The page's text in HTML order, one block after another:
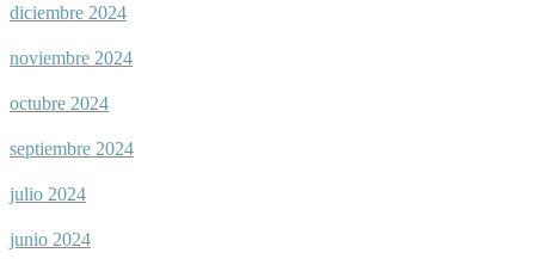
diciembre 2024
noviembre 2024
octubre 2024
septiembre 2024
julio 2024
junio 2024